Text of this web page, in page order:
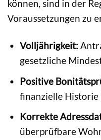
können, sind in der
Voraussetzungen zu
Volljährigkeit:
gesetzliche
Positive
finanzielle Historie
Korrekte
überprüfbare